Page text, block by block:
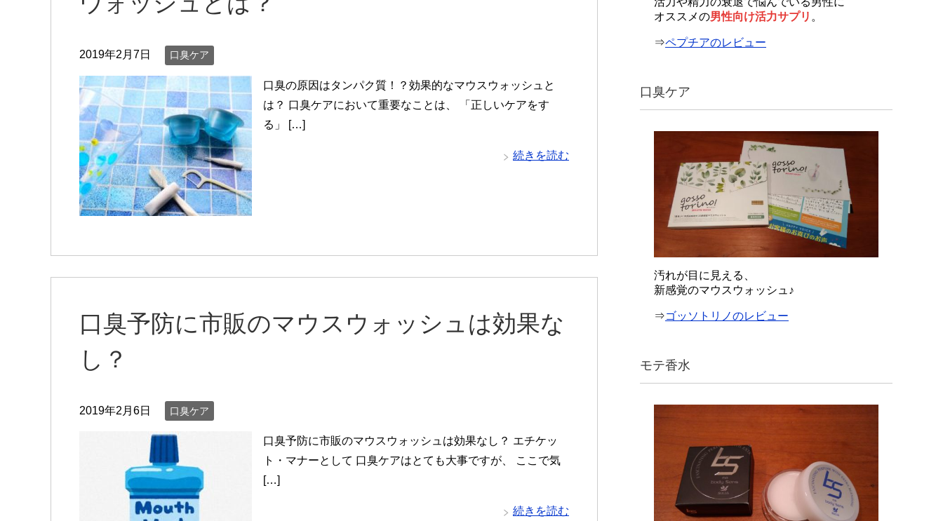
2019年2月7日 口臭ケア
口臭の原因はタンパク質！？効果的なマウスウォッシュと
は？ 口臭ケアにおいて重要なことは、 「正しいケアをす
る」 […]
続きを読む
口臭予防に市販のマウスウォッシュは効果な
し？
2019年2月6日 口臭ケア
口臭予防に市販のマウスウォッシュは効果なし？ エチケッ
ト・マナーとして 口臭ケアはとても大事ですが、 ここで気
[…]
続きを読む
オススメの男性向け活力サプリ 。
⇒ペプチアのレビュー
口臭ケア
汚れが目に見える、
新感覚のマウスウォッシュ♪
⇒ゴッソトリノのレビュー
モテ香水